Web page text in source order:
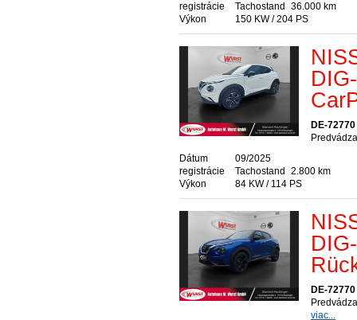
registrácie
Tachostand
36.000 km
Výkon
150 KW / 204 PS
DE-
Dátum
registrácie
09/2025
Tachostand
2.800 km
Výkon
84 KW / 114 PS
DE-
viac...